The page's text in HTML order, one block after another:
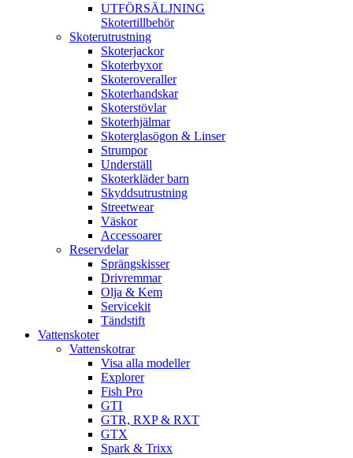
UTFÖRSÄLJNING
Skotertillbehör
Skoterutrustning
Skoterjackor
Skoterbyxor
Skoteroveraller
Skoterhandskar
Skoterstövlar
Skoterhjälmar
Skoterglasögon & Linser
Strumpor
Underställ
Skoterkläder barn
Skyddsutrustning
Streetwear
Väskor
Accessoarer
Reservdelar
Sprängskisser
Drivremmar
Olja & Kem
Servicekit
Tändstift
Vattenskoter
Vattenskotrar
Visa alla modeller
Explorer
Fish Pro
GTI
GTR, RXP & RXT
GTX
Spark & Trixx